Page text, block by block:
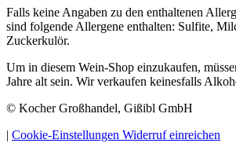
Falls keine Angaben zu den enthaltenen
sind folgende Allergene enthalten: Sulfite,
Zuckerkulör.
Um in diesem Wein-Shop einzukaufen,
Jahre alt sein. Wir verkaufen keinesfalls
© Kocher Großhandel, Gißibl GmbH
| Cookie-Einstellungen Widerruf einreichen